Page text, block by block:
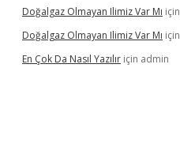
Doğalgaz Olmayan Ilimiz Var Mı için
Doğalgaz Olmayan Ilimiz Var Mı için
En Çok Da Nasıl Yazılır için admin